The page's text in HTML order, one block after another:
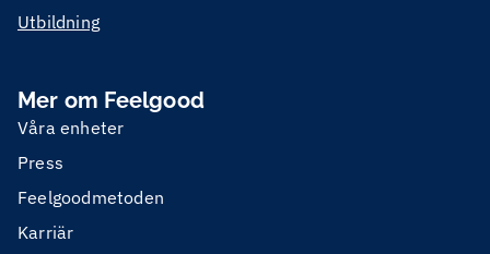
Utbildning
Mer om Feelgood
Våra enheter
Press
Feelgoodmetoden
Karriär